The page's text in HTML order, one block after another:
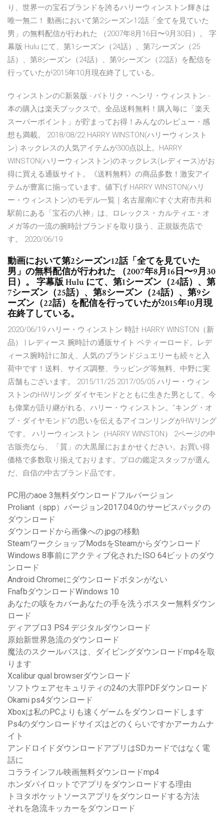
り、世界一の宝石ブランドを誇るハリーウィンストン輝きは
唯一無二！ 動画において第2シーズン12話「全てを見ていた
男」の無料配信が行われた （2007年8月16日〜9月30日）。 字
幕版 Hulu にて、第1シーズン（24話）、第7シーズン（25
話）、第8シーズン（24話）、第9シーズン（22話）を配信を
行っていたが2015年10月現在終了している。
ウィンストンのC新装版 - パトリク・ヘンリ・ウィンストン -
本の購入は楽天ブックスで。全品送料無料！購入毎に「楽天
スーパーポイント」が貯まってお得！みんなのレビュー・感
想も満載。 2018/08/22 HARRY WINSTON(ハリーウィンスト
ン) ネックレスの人気アイテムが300点以上。HARRY
WINSTON(ハリーウィンストン)のネックレス(レディース)がお
得に買える通販サイト。《送料無料》の商品多数！激安アイ
テムが豊富に揃っています。値下げ HARRY WINSTON(ハリ
ー・ウィンストン)のモデル一覧｜名古屋南ICすぐ大府市共和
駅前にある「宝石の八神」は、ロレックス・カルティエ・オ
メガ等の一流の腕時計ブランドを取り扱う、正規販売店で
す。 2020/06/19
動画において第2シーズン12話「全てを見ていた
男」の無料配信が行われた （2007年8月16日〜9月30
日）。 字幕版 Hulu にて、第1シーズン（24話）、第
7シーズン（25話）、第8シーズン（24話）、第9シ
ーズン（22話）を配信を行っていたが2015年10月現
在終了している。
2020/06/19 ハリー・ウィンストン 時計 HARRY WINSTON（新
品） | レディース 腕時計の通販サイト ベティーロード。レデ
ィース腕時計に加え、人気のブランドジュエリーも続々と入
荷中です！送料、サイズ調整、ラッピング等無料、中野に実
店舗もございます。 2015/11/25 2017/05/05 ハリー・ウィン
ストンのHWリング ダイヤモンドとともに生きた男として、今
も偉業が語り継がれる、ハリー・ウィンストン。“キング・オ
ブ・ダイヤモンド”の思いを伝えるアイコンリングがHWリング
です。 ハリーウィンストン（HARRY WINSTON） 2ページの中
古販売なら、「質」の大黒屋におまかせください。お買い得
価格で多数取り揃えております。プロの鑑定スタッフが選ん
だ、自信の中古ブランド品です。
PC用のaoe 3無料ダウンロードフルバージョン
Proliant（spp）バージョン2017.04.0のサービスパックの
ダウンロード
ダウンロードから画像への.jpgの移動
SteamワークショップModsをSteamからダウンロード
Windows 8事前にアクティブ化されたISO 64ビットのダウ
ンロード
Android Chromeにダウンロードボタンがない
FnafbダウンロードWindows 10
あなたの咳をカバーあなたの手を洗うポスター無料ダウン
ロード
ディアブロ3 PS4 デジタルダウンロード
原始新世界急流のダウンロード
魔法のスクールバスは、ダイビングダウンロードmp4を取
ります
Xcalibur qual browserダウンロード
ソフトウェアセキュリティの24の大罪PDFダウンロード
Okami ps4ダウンロード
Xboxは私のPCよりも速くゲームをダウンロードします
Ps4のダウンロードサイズはどのくらいですかアーカムナ
イト
アンドロイドダウンロードアプリはSDカードではなく電
話に
コララインフル映画無料ダウンロードmp4
ホンダパイロットでアプリをダウンロードする理由
トヨタポケットソースアプリをダウンロードする方法
それを急流キッカーをダウンロード